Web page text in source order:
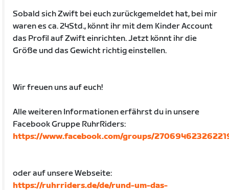
Sobald sich Zwift bei euch zurückgemeldet hat, bei mir
waren es ca. 24Std., könnt ihr mit dem Kinder Account
das Profil auf Zwift einrichten. Jetzt könnt ihr die
Größe und das Gewicht richtig einstellen.
Wir freuen uns auf euch!
Alle weiteren Informationen erfährst du in unsere
Facebook Gruppe RuhrRiders:
https://www.facebook.com/groups/
oder auf unsere Webseite:
https://ruhrriders.de/de/rund-um-das-